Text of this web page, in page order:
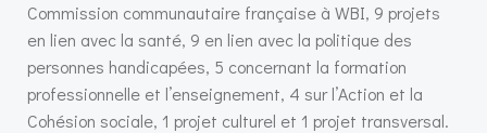
Commission communautaire française à WBI, 9 projets
en lien avec la santé, 9 en lien avec la politique des
personnes handicapées, 5 concernant la formation
professionnelle et l’enseignement, 4 sur l’Action et la
Cohésion sociale, 1 projet culturel et 1 projet transversal.